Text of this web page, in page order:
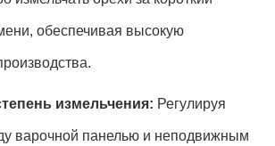
обеспечивая высокую
измельчения: Регулируя
варочной панелью и неподвижным